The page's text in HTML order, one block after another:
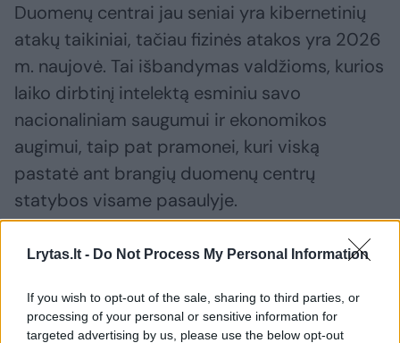
Lrytas.lt - Do Not Process My Personal Information
If you wish to opt-out of the sale, sharing to third parties, or
processing of your personal or sensitive information for
targeted advertising by us, please use the below opt-out
Duomenų centrai jau seniai yra kibernetinių
atakų taikiniai, tačiau fizinės atakos yra 2026
m. naujovė. Tai išbandymas valdžioms, kurios
laiko dirbtinį intelektą esminiu savo
nacionaliniam saugumui ir ekonomikos
augimui, taip pat pramonei, kuri viską
pastatė ant brangių duomenų centrų
statybos visame pasaulyje.
Dirbtinis intelektas karyboje: ar mašina
naikinti priešą?